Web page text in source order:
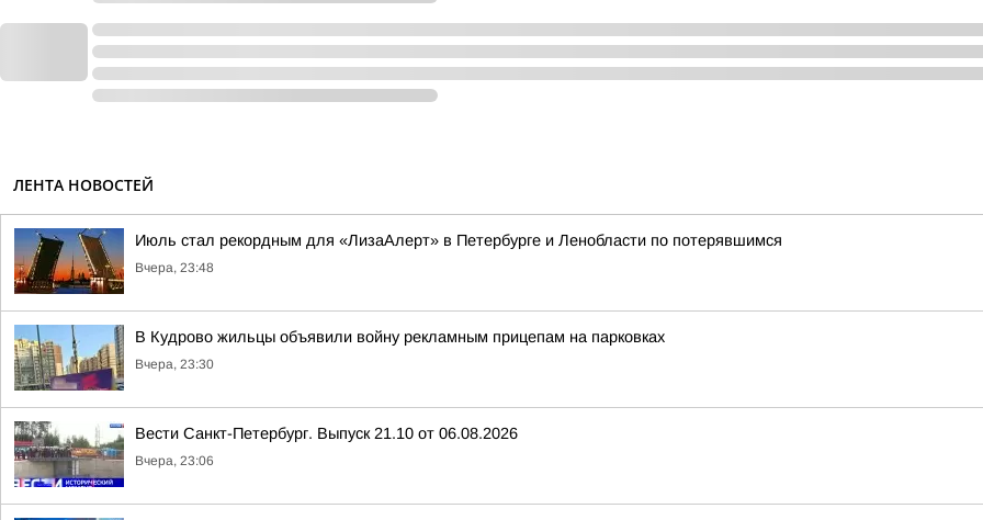
ЛЕНТА НОВОСТЕЙ
Июль стал рекордным для «ЛизаАлерт» в Петербурге и Ленобласти по потерявшимся
Вчера, 23:48
В Кудрово жильцы объявили войну рекламным прицепам на парковках
Вчера, 23:30
Вести Санкт-Петербург. Выпуск 21.10 от 06.08.2026
Вчера, 23:06